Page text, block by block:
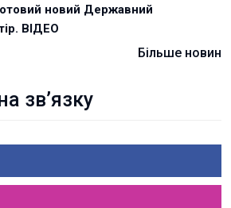
новий Державний
ВІДЕО
Більше новин
зв’язку